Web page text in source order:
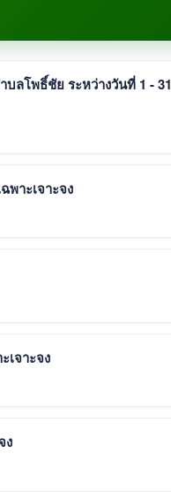
ลโพธิ์ชัย ระหว่างวันที่ 1 - 31
พาะเจาะจง
เจาะจง
จาะจง